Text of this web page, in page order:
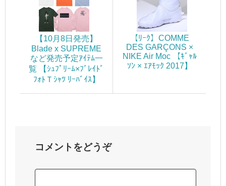
【10月8日発売】
Blade x SUPREME
など発売予定ｱｲﾃﾑ一
覧 【ｼｭﾌﾟﾘｰﾑ×ﾌﾞﾚｲﾄﾞ
ﾌｫﾄＴｼｬﾂ ﾘｰﾊﾞｲｽ】
【ﾘｰｸ】COMME
DES GARÇONS ×
NIKE Air Moc 【ｷﾞｬﾙ
ｿﾝ × ｴｱﾓｯｸ 2017】
コメントをどうぞ